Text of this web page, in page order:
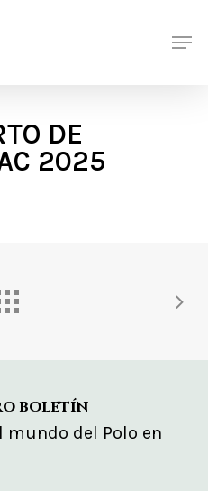
DE
2025
boletín
mundo del Polo en